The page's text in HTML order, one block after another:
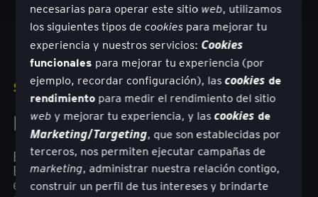
SOLUCIONES
La experiencia del cliente
El enfoque de los equipos de EY hacia la
Experiencia del Cliente (CX), basado en la
empatía y el propósito, te ayuda a generar los
necesarias para operar este sitio web, utilizamos
los siguientes tipos decookies para mejorar tu
experiencia y nuestros servicios: Cookies
funcionales para mejorar tu experiencia (por
ejemplo, recordar configuración), lascookies de
rendimiento para medir el rendimiento del sitio
web y mejorar tu experiencia, y lascookies de
Marketing/Targeting, que son establecidas por
terceros, nos permiten ejecutar campañas de
marketing, administrar nuestra relación contigo,
construir un perfil de tus intereses y brindarte